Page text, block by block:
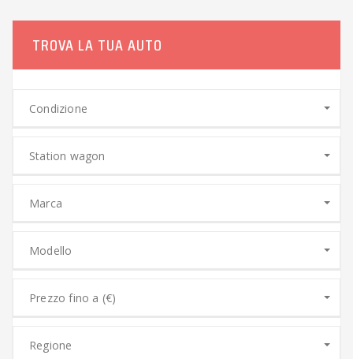
TROVA LA TUA AUTO
Condizione
Station wagon
Marca
Modello
Prezzo fino a (€)
Regione